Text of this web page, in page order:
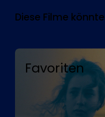
Diese Filme
Favoriten